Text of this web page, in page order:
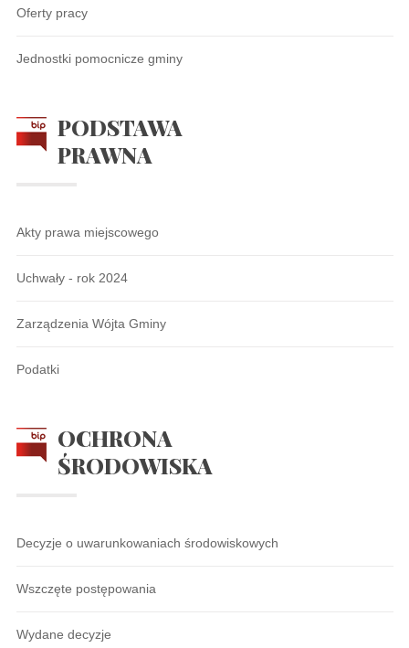
Oferty pracy
Jednostki pomocnicze gminy
PODSTAWA
PRAWNA
Akty prawa miejscowego
Uchwały - rok 2024
Zarządzenia Wójta Gminy
Podatki
OCHRONA
ŚRODOWISKA
Decyzje o uwarunkowaniach środowiskowych
Wszczęte postępowania
Wydane decyzje